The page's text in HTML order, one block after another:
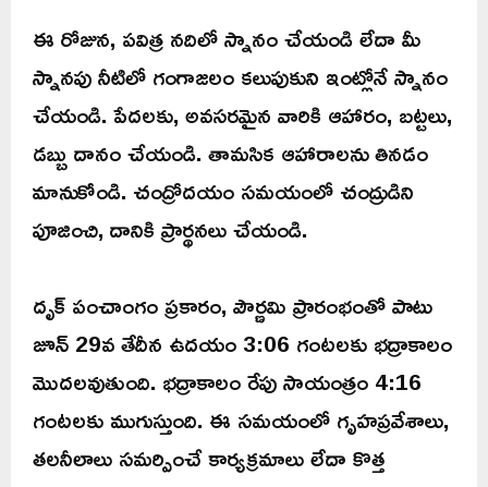
ఈ రోజున, పవిత్ర నదిలో స్నానం చేయండి లేదా మీ
స్నానపు నీటిలో గంగాజలం కలుపుకుని ఇంట్లోనే స్నానం
చేయండి. పేదలకు, అవసరమైన వారికి ఆహారం, బట్టలు,
డబ్బు దానం చేయండి. తామసిక ఆహారాలను తినడం
మానుకోండి. చంద్రోదయం సమయంలో చంద్రుడిని
పూజించి, దానికి ప్రార్థనలు చేయండి.
దృక్ పంచాంగం ప్రకారం, పౌర్ణమి ప్రారంభంతో పాటు
జూన్ 29వ తేదీన ఉదయం 3:06 గంటలకు భద్రాకాలం
మొదలవుతుంది. భద్రాకాలం రేపు సాయంత్రం 4:16
గంటలకు ముగుస్తుంది. ఈ సమయంలో గృహప్రవేశాలు,
తలనీలాలు సమర్పించే కార్యక్రమాలు లేదా కొత్త